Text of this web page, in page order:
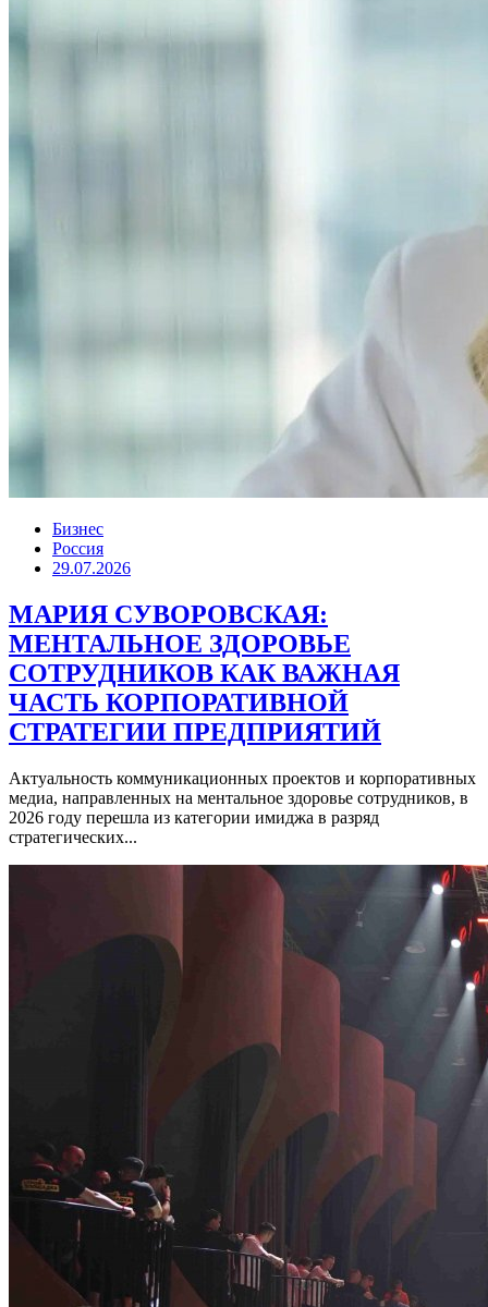
Бизнес
Россия
29.07.2026
МАРИЯ СУВОРОВСКАЯ:
МЕНТАЛЬНОЕ ЗДОРОВЬЕ
СОТРУДНИКОВ КАК ВАЖНАЯ
ЧАСТЬ КОРПОРАТИВНОЙ
СТРАТЕГИИ ПРЕДПРИЯТИЙ
Актуальность коммуникационных проектов и корпоративных
медиа, направленных на ментальное здоровье сотрудников, в
2026 году перешла из категории имиджа в разряд
стратегических...